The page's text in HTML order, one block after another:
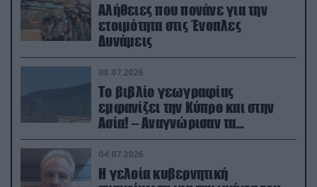
Αλήθειες που πονάνε για την
ετοιμότητα στις Ένοπλες
Δυνάμεις
08.07.2026
Το βιβλίο γεωγραφίας
εμφανίζει την Κύπρο και στην
Ασία! – Αναγνώρισαν τα
κατεχόμενα; (φωτο)
04.07.2026
Η γελοία κυβερνητική